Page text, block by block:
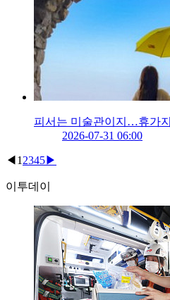
피서는 미술관이지…휴가
2026-07-31 06:00
◀ 1 2345▶
이투데이